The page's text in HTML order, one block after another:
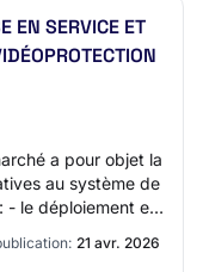
EN SERVICE ET
a pour objet la
au système de
- le déploiement et
21 avr. 2026